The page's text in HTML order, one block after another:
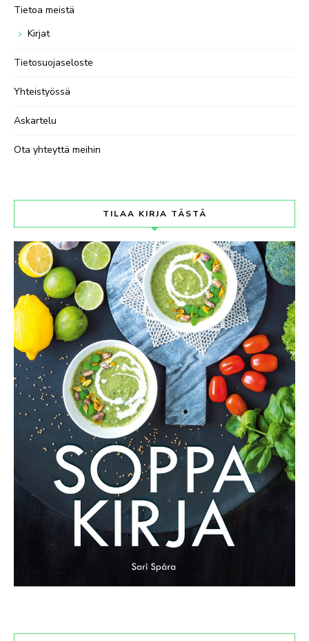
Tietoa meistä
Kirjat
Tietosuojaseloste
Yhteistyössä
Askartelu
Ota yhteyttä meihin
TILAA KIRJA TÄSTÄ